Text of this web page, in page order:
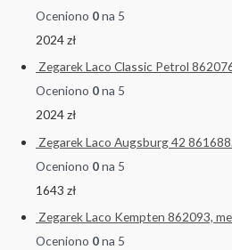
Oceniono 0na 5
2024zł
Zegarek Laco Classic Petrol
Oceniono 0na 5
2024zł
Zegarek Laco Augsburg 42
Oceniono 0na 5
1643 zł
Zegarek Laco Kempten 862093,
Oceniono 0na 5